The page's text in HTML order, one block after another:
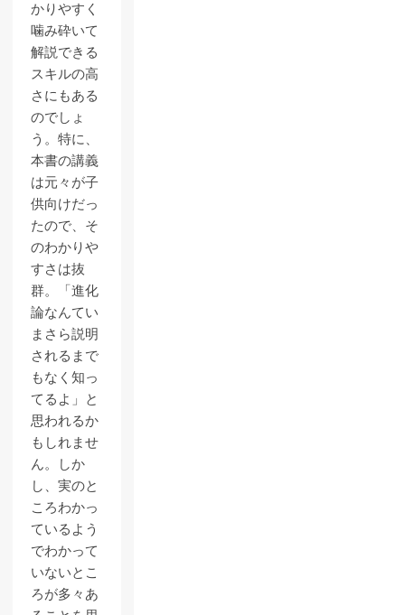
かりやすく
噛み砕いて
解説できる
スキルの高
さにもある
のでしょ
う。特に、
本書の講義
は元々が子
供向けだっ
たので、そ
のわかりや
すさは抜
群。「進化
論なんてい
まさら説明
されるまで
もなく知っ
てるよ」と
思われるか
もしれませ
ん。しか
し、実のと
ころわかっ
ているよう
でわかって
いないとこ
ろが多々あ